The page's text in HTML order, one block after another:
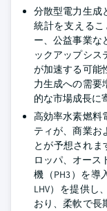
分散型電力生成
統計を支える
ー、公益事業な
ックアップシス
が加速する可能
力生成への需要
的な市場成長に
高効率水素燃料
ティが、商業お
とが予想されま
ロッパ、オース
機（PH3）を導
LHV）を提供し
おり、柔軟で長